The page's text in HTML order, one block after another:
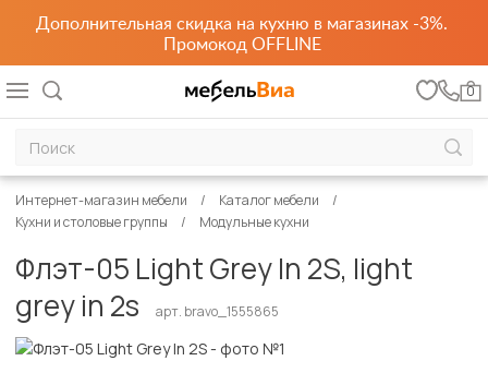
Дополнительная скидка на кухню в магазинах -3%.
Промокод OFFLINE
0
Интернет-магазин мебели
Каталог мебели
Кухни и столовые группы
Модульные кухни
Флэт-05 Light Grey In 2S, light
grey in 2s
арт. bravo_1555865